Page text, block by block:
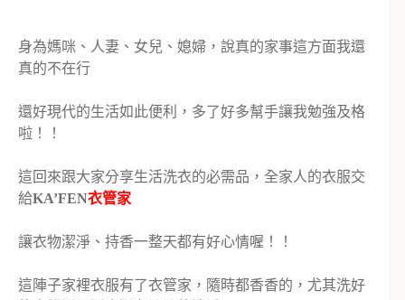
身為媽咪、人妻、女兒、媳婦，說真的家事這方面我還
真的不在行
還好現代的生活如此便利，多了好多幫手讓我勉強及格
啦！！
這回來跟大家分享生活洗衣的必需品，全家人的衣服交
給KA’FEN衣管家
讓衣物潔淨、持香一整天都有好心情喔！！
這陣子家裡衣服有了衣管家，隨時都香香的，尤其洗好